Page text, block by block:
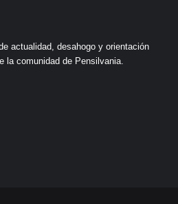
actualidad, desahogo y orientación
la comunidad de Pensilvania.